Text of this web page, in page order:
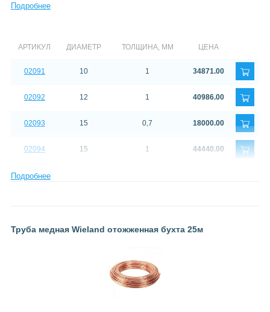
Подробнее
АРТИКУЛ ДИАМЕТР ТОЛЩИНА, ММ ЦЕНА
02091 10 1 34871.00
02092 12 1 40986.00
02093 15 0,7 18000.00
02094 15 1 44440.00
Подробнее
Труба медная Wieland отожженная бухта 25м